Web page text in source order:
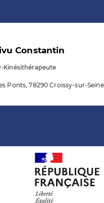
Constantin
Kinésithérapeute
Ponts, 78290 Croissy-sur-Seine